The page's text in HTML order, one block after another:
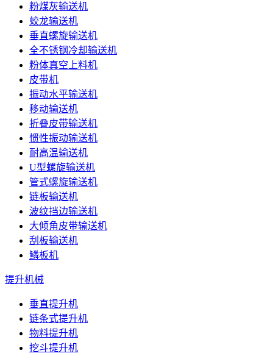
粉煤灰输送机
蛟龙输送机
垂直螺旋输送机
全不锈钢冷却输送机
粉体真空上料机
皮带机
振动水平输送机
移动输送机
折叠皮带输送机
惯性振动输送机
耐高温输送机
U型螺旋输送机
管式螺旋输送机
链板输送机
波纹挡边输送机
大倾角皮带输送机
刮板输送机
鳞板机
提升机械
垂直提升机
链条式提升机
物料提升机
挖斗提升机